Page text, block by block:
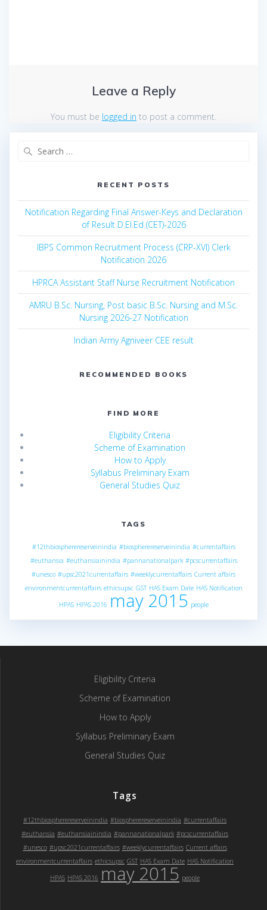
Leave a Reply
You must be logged in to post a comment.
RECENT POSTS
Notification Regarding Final Answer-Keys and Declaration
of Result D.El.Ed (CET)-2026
IBPS Common Recruitment Process (CRP-XVI) Clerk
Notification 2026
HPRCA Assistant Staff Nurse Recruitment Notification
AMRU B.Sc. Nursing, Post basic B.Sc. Nursing and M.Sc.
Nursing 2026-27 Notification
Indian Army Agniveer CEE result
RECOMMENDED BOOKS
FIND MORE
Eligibility Criteria
Scheme of Examination
How to Apply
Syllabus Preliminary Exam
General Studies Quiz
TAGS
#12thbiospherereserveinindia #biospherereserveinindia #currentaffairs
#euthansia #euthansiainindia #pannanationalpark #pcscurrentaffairs
#unesco #upsc2021currentaffairs #weeklycurrentaffairs Current affairs
environmentcurrentaffairs ethicsupsc GST HAS Exam Date HAS Notification
HPAS HPAS 2016 may 2015 people
Eligibility Criteria
Scheme of Examination
How to Apply
Syllabus Preliminary Exam
General Studies Quiz
Tags
#12thbiospherereserveinindia #biospherereserveinindia #currentaffairs
#euthansia #euthansiainindia #pannanationalpark #pcscurrentaffairs
#unesco #upsc2021currentaffairs #weeklycurrentaffairs Current affairs
environmentcurrentaffairs ethicsupsc GST HAS Exam Date HAS Notification
HPAS HPAS 2016 may 2015 people